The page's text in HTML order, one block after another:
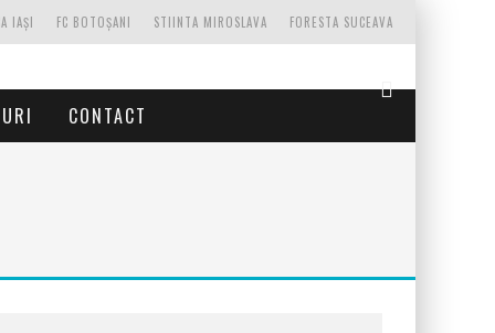
FORESTA SUCEAVA
STIINTA MIROSLAVA
FC BOTOȘANI
IAȘI
CONTACT